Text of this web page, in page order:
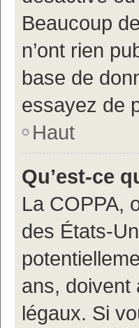
Beaucoup
n’ont rien
base de
essayez de
Haut
Qu’est-ce
La COPPA,
des États-
ans, doivent
légaux. Si